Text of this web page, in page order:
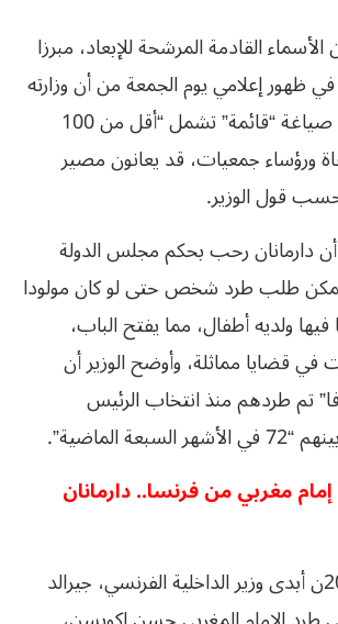
القادمة المرشحة للإبعاد، مبرزا
ظهور إعلامي يوم الجمعة من أن وزارته
تعمل بالفعل على صياغة “قائمة” تشمل “أقل من 100
جمعيات، قد يعانون مصير
قول الوزير.
دارمانان رحب بحكم مجلس الدولة
طلب طرد شخص حتى لو كان مولودا
ولديه أطفال، مما يفتح الباب،
قضايا مماثلة، وأوضح الوزير أن
تم طردهم منذ انتخاب الرئيس
الماضية”.
مغربي من فرنسا.. دارمانان
ويوم 05 أوت 2022ن أبدى وزير الداخلية الفرنسي، جيرالد